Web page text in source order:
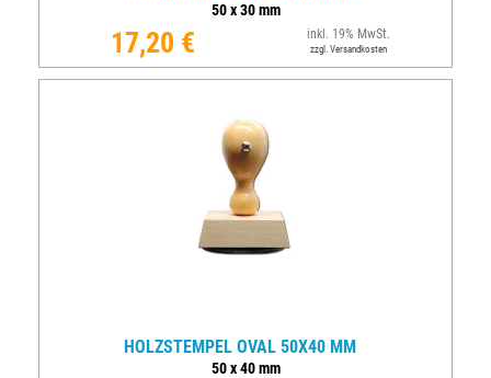
50x30mm
17,20 € inkl. 19% MwSt.
zzgl. Versandkosten
HOLZSTEMPEL OVAL 50X40 MM
50x40mm